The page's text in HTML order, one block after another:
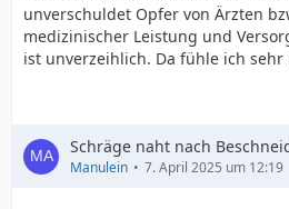
unverschuldet Opfer von Ärzten
medizinischer Leistung und
ist unverzeihlich. Da fühle ich sehr
Schräge naht nach
Manulein 7. April 2025 um 12:19